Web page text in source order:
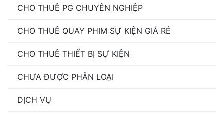
CHO THUÊ PG CHUYÊN NGHIỆP
CHO THUÊ QUAY PHIM SỰ KIỆN GIÁ RẺ
CHO THUÊ THIẾT BỊ SỰ KIỆN
CHƯA ĐƯỢC PHÂN LOẠI
DỊCH VỤ